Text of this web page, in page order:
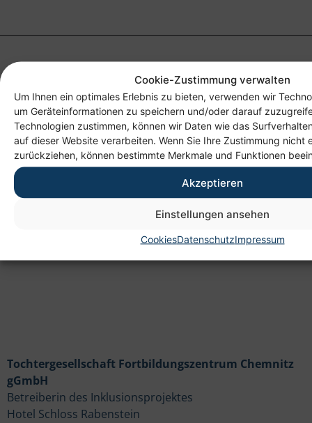
Cookie-Zustimmung verwalten
Um Ihnen ein optimales Erlebnis zu bieten, verwenden wir
um Geräteinformationen zu speichern und/oder darauf
Technologien zustimmen, können wir Daten wie das
auf dieser Website verarbeiten. Wenn Sie Ihre Zustimmung nicht
zurückziehen, können bestimmte Merkmale und Funktionen
Akzeptieren
Einstellungen ansehen
CookiesDatenschutzImpressum
Anschrift
Heim gemeinnützige GmbH
Lichtenauer Weg 1
Tochtergesellschaft Fortbildungszentrum Chemnitz
gGmbH
Betreiberin des Inklusionsprojektes
Hotel Schloss Rabenstein